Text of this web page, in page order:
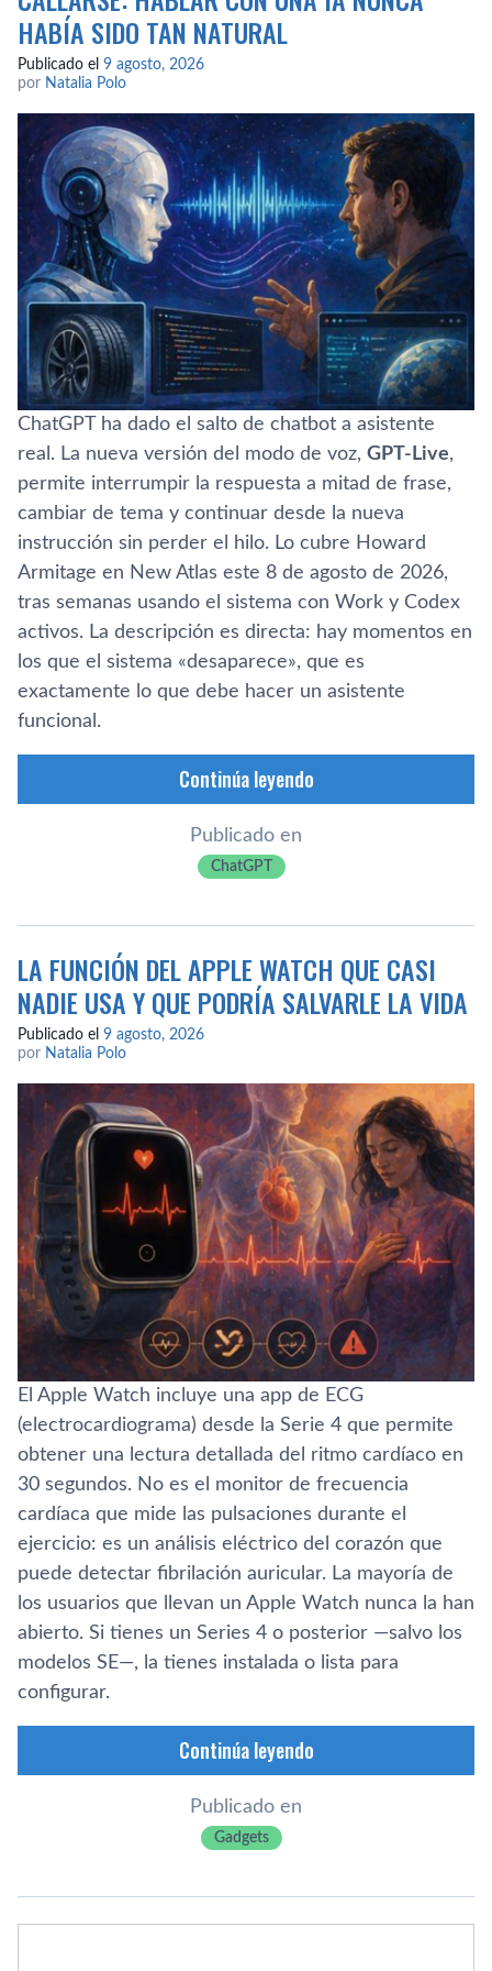
HABÍA SIDO TAN NATURAL
Publicado el 9 agosto, 2026
por Natalia Polo
ChatGPT ha dado el salto de chatbot a asistente
real. La nueva versión del modo de voz, GPT-Live,
permite interrumpir la respuesta a mitad de frase,
cambiar de tema y continuar desde la nueva
instrucción sin perder el hilo. Lo cubre Howard
Armitage en New Atlas este 8 de agosto de 2026,
tras semanas usando el sistema con Work y Codex
activos. La descripción es directa: hay momentos en
los que el sistema «desaparece», que es
exactamente lo que debe hacer un asistente
funcional.
Continúa leyendo
Publicado en
ChatGPT
LA FUNCIÓN DEL APPLE WATCH QUE CASI
NADIE USA Y QUE PODRÍA SALVARLE LA VIDA
Publicado el 9 agosto, 2026
por Natalia Polo
El Apple Watch incluye una app de ECG
(electrocardiograma) desde la Serie 4 que permite
obtener una lectura detallada del ritmo cardíaco en
30 segundos. No es el monitor de frecuencia
cardíaca que mide las pulsaciones durante el
ejercicio: es un análisis eléctrico del corazón que
puede detectar fibrilación auricular. La mayoría de
los usuarios que llevan un Apple Watch nunca la han
abierto. Si tienes un Series 4 o posterior —salvo los
modelos SE—, la tienes instalada o lista para
configurar.
Continúa leyendo
Publicado en
Gadgets